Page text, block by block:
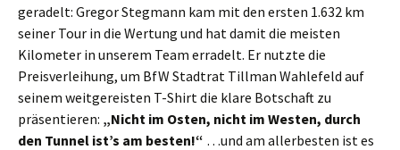
geradelt: Gregor Stegmann kam mit den ersten 1.632 km
seiner Tour in die Wertung und hat damit die meisten
Kilometer in unserem Team erradelt. Er nutzte die
Preisverleihung, um BfW Stadtrat Tillman Wahlefeld auf
seinem weitgereisten T-Shirt die klare Botschaft zu
präsentieren: „Nicht im Osten, nicht im Westen, durch
den Tunnel ist’s am besten!“ …und am allerbesten ist es